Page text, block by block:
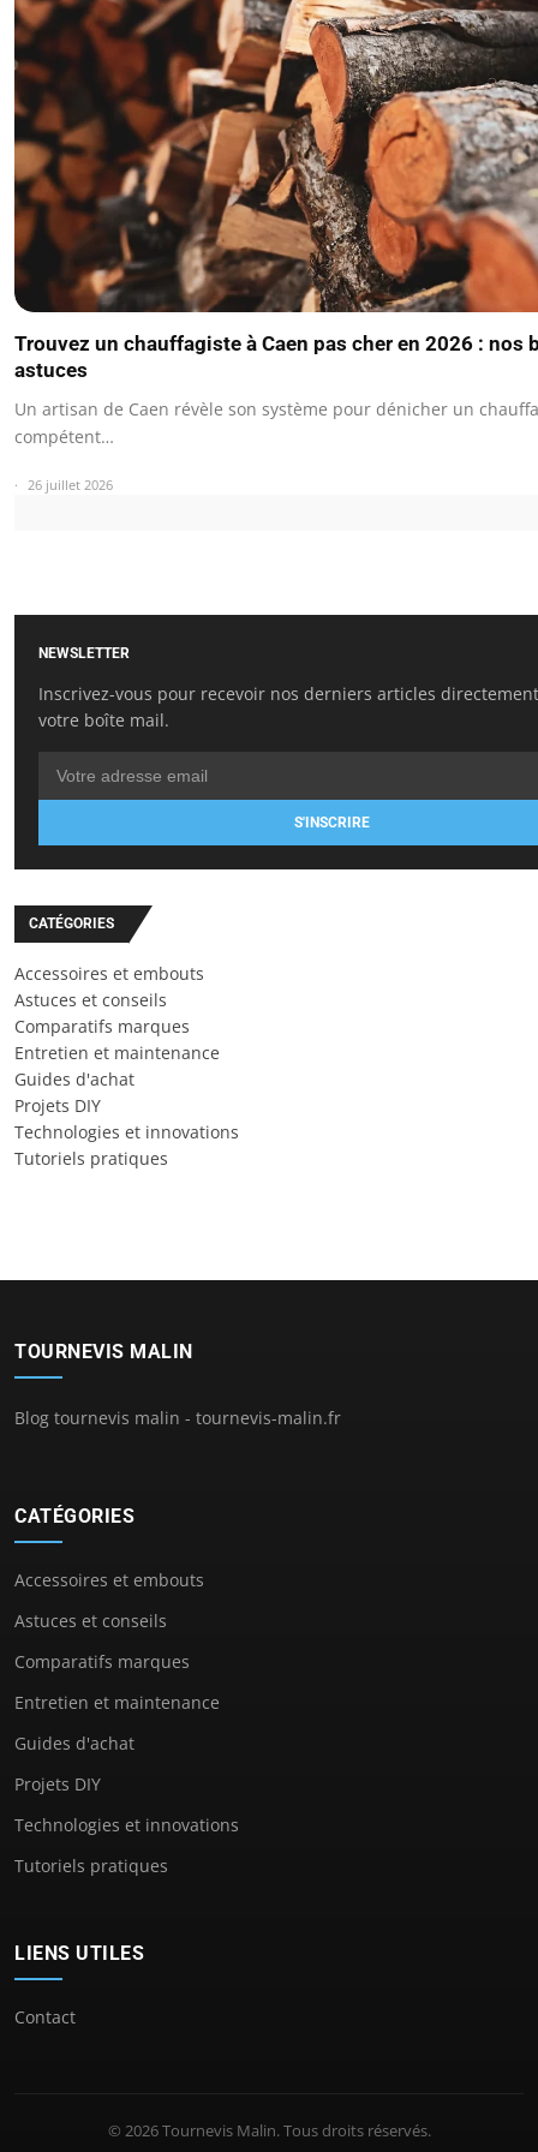
Trouvez un chauffagiste à Caen pas cher en 2026 : nos
astuces
Un artisan de Caen révèle son système pour dénicher un
compétent…
26 juillet 2026
NEWSLETTER
Inscrivez-vous pour recevoir nos derniers articles
votre boîte mail.
S'INSCRIRE
CATÉGORIES
Accessoires et embouts
Astuces et conseils
Comparatifs marques
Entretien et maintenance
Guides d'achat
Projets DIY
Technologies et innovations
Tutoriels pratiques
TOURNEVIS MALIN
Blog tournevis malin - tournevis-malin.fr
CATÉGORIES
Accessoires et embouts
Astuces et conseils
Comparatifs marques
Entretien et maintenance
Guides d'achat
Projets DIY
Technologies et innovations
Tutoriels pratiques
LIENS UTILES
Contact
© 2026 Tournevis Malin. Tous droits réservés.